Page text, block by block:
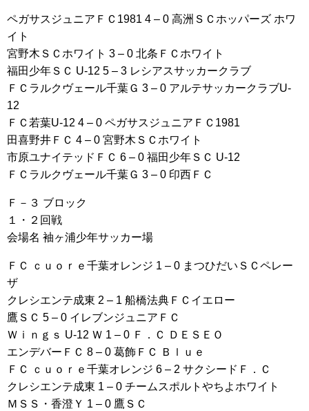
ペガサスジュニアＦＣ1981 4 – 0 高洲ＳＣホッパーズ ホワ
イト
宮野木ＳＣホワイト 3 – 0 北条ＦＣホワイト
福田少年ＳＣ U-12 5 – 3 レシアスサッカークラブ
ＦＣラルクヴェール千葉Ｇ 3 – 0 アルテサッカークラブU-
12
ＦＣ若葉U-12 4 – 0 ペガサスジュニアＦＣ1981
田喜野井ＦＣ 4 – 0 宮野木ＳＣホワイト
市原ユナイテッドＦＣ 6 – 0 福田少年ＳＣ U-12
ＦＣラルクヴェール千葉Ｇ 3 – 0 印西ＦＣ
Ｆ－３ ブロック
１・２回戦
会場名 袖ヶ浦少年サッカー場
ＦＣ ｃｕｏｒｅ千葉オレンジ 1 – 0 まつひだいＳＣペレー
ザ
クレシエンテ成東 2 – 1 船橋法典ＦＣイエロー
鷹ＳＣ 5 – 0 イレブンジュニアＦＣ
Ｗｉｎｇｓ U-12 Ｗ 1 – 0 Ｆ．Ｃ ＤＥＳＥＯ
エンデバーＦＣ 8 – 0 葛飾ＦＣ Ｂｌｕｅ
ＦＣ ｃｕｏｒｅ千葉オレンジ 6 – 2 サクシードＦ．Ｃ
クレシエンテ成東 1 – 0 チームスポルトやちよホワイト
ＭＳＳ・香澄Ｙ 1 – 0 鷹ＳＣ